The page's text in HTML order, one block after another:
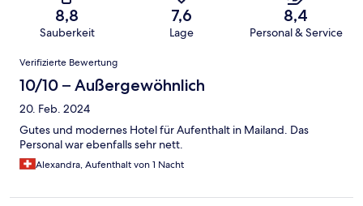
8,8
Sauberkeit
7,6
Lage
8,4
Personal & Service
Bewertungen
Verifizierte Bewertung
10/10 – Außergewöhnlich
20. Feb. 2024
Gutes und modernes Hotel für Aufenthalt in Mailand. Das
Personal war ebenfalls sehr nett.
Alexandra, Aufenthalt von 1 Nacht